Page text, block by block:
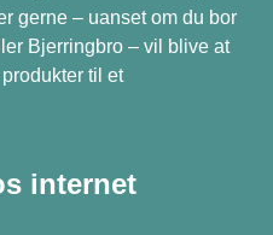
gerne – uanset om du bor
Bjerringbro – vil blive at
til et
internet